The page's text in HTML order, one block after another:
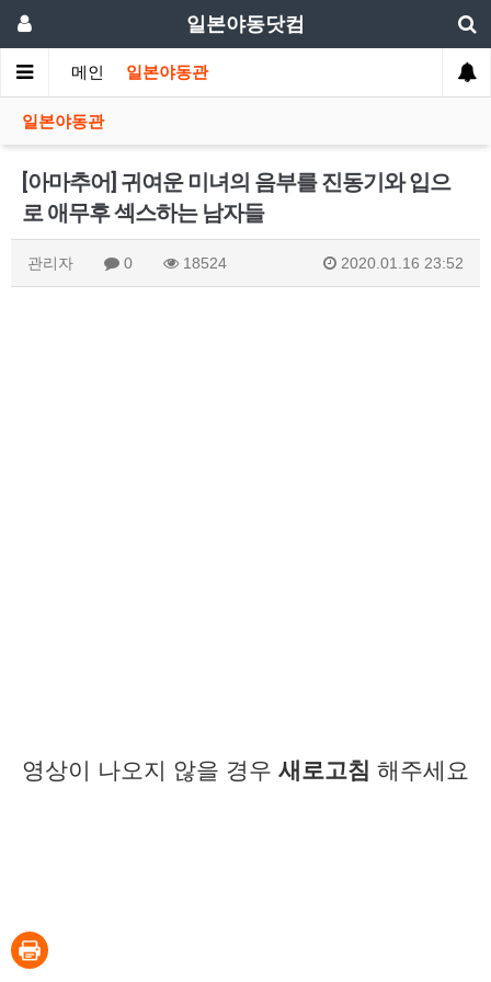
일본야동닷컴
메인 일본야동관
일본야동관
[아마추어] 귀여운 미녀의 음부를 진동기와 입으
로 애무후 섹스하는 남자들
관리자 0 18524 2020.01.16 23:52
영상이 나오지 않을 경우 새로고침 해주세요